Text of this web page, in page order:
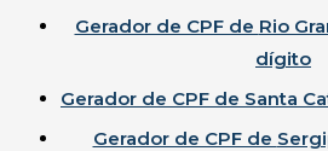
Gerador de CPF de Rio
dígito
Gerador de CPF de Santa
Gerador de CPF de